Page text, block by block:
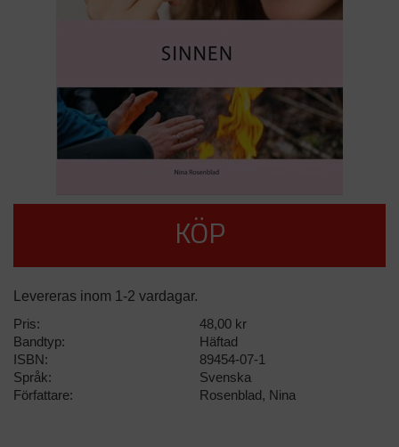
KÖP
Levereras inom 1-2 vardagar.
Pris:
48,00 kr
Bandtyp:
Häftad
ISBN:
89454-07-1
Språk:
Svenska
Författare:
Rosenblad, Nina